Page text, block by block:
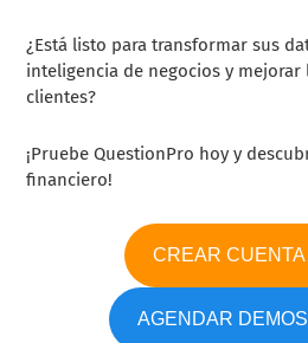
¿Está listo para transformar sus
inteligencia de negocios y mejorar
clientes?
¡Pruebe QuestionPro hoy y
financiero!
CREAR CUENTA
AGENDAR